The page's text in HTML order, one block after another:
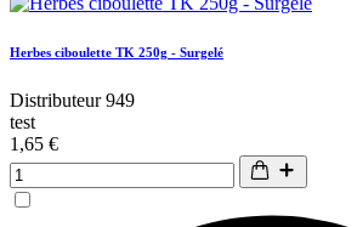
Herbes ciboulette TK 250g - Surgelé
Distributeur 949
test
1,65 €